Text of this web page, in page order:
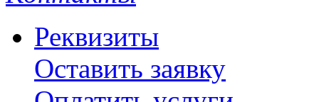
Реквизиты
Оставить заявку